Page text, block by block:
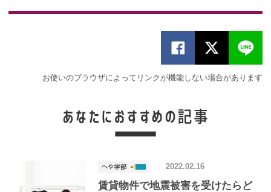
お使いのブラウザによってリンクが機能しない場合があります
賃貸物件で地震被害を受けたらど
2022.02.16